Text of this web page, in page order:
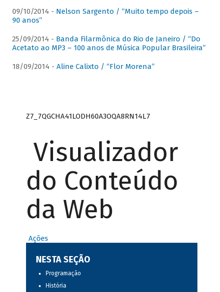
09/10/2014 - Nelson Sargento / “Muito tempo depois –
90 anos”
25/09/2014 - Banda Filarmônica do Rio de Janeiro / “Do
Acetato ao MP3 – 100 anos de Música Popular Brasileira”
18/09/2014 - Aline Calixto / “Flor Morena”
Z7_7QGCHA41LODH60A3OQA8RN14L7
Visualizador
do Conteúdo
da Web
Ações
NESTA SEÇÃO
Programação
História